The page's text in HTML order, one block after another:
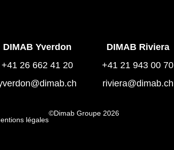
DIMAB Yverdon
+41 26 662 41 20
DIMAB Riviera
+41 21 943 00 70
riviera@dimab.ch
légales
©Dimab Groupe 2026